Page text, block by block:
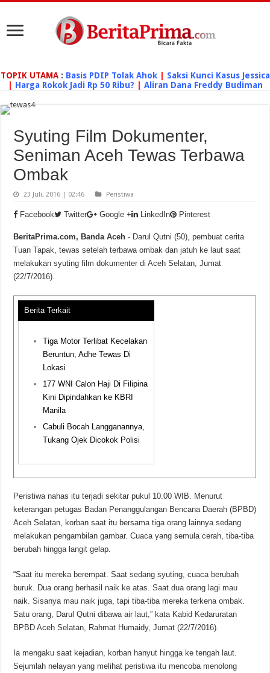
TOPIK UTAMA: Basis PDIP Tolak Ahok
Saksi Kunci Kasus Jessica
Harga Rokok Jadi Rp 50 Ribu? Aliran Dana Freddy Budiman
Syuting Film Dokumenter,
Seniman Aceh Tewas Terbawa
Ombak
23 Juli, 2016 | 02:46 Peristiwa
Facebook Twitter Google + LinkedIn Pinterest
BeritaPrima.com, Banda Aceh - Darul Qutni (50), pembuat cerita
Tuan Tapak, tewas setelah terbawa ombak dan jatuh ke laut saat
melakukan syuting film dokumenter di Aceh Selatan, Jumat
(22/7/2016).
Berita Terkait
Tiga Motor Terlibat Kecelakan
Beruntun, Adhe Tewas Di
Lokasi
177 WNI Calon Haji Di Filipina
Kini Dipindahkan ke KBRI
Manila
Cabuli Bocah Langganannya,
Tukang Ojek Dicokok Polisi
Peristiwa nahas itu terjadi sekitar pukul 10.00 WIB. Menurut
keterangan petugas Badan Penanggulangan Bencana Daerah (BPBD)
Aceh Selatan, korban saat itu bersama tiga orang lainnya sedang
melakukan pengambilan gambar. Cuaca yang semula cerah, tiba-tiba
berubah hingga langit gelap.
“Saat itu mereka berempat. Saat sedang syuting, cuaca berubah
buruk. Dua orang berhasil naik ke atas. Saat dua orang lagi mau
naik. Sisanya mau naik juga, tapi tiba-tiba mereka terkena ombak.
Satu orang, Darul Qutni dibawa air laut,” kata Kabid Kedaruratan
BPBD Aceh Selatan, Rahmat Humaidy, Jumat (22/7/2016).
Ia mengaku saat kejadian, korban hanyut hingga ke tengah laut.
Sejumlah nelayan yang melihat peristiwa itu mencoba menolong